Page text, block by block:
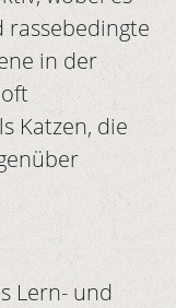
in der
Katzen, die
Lern- und